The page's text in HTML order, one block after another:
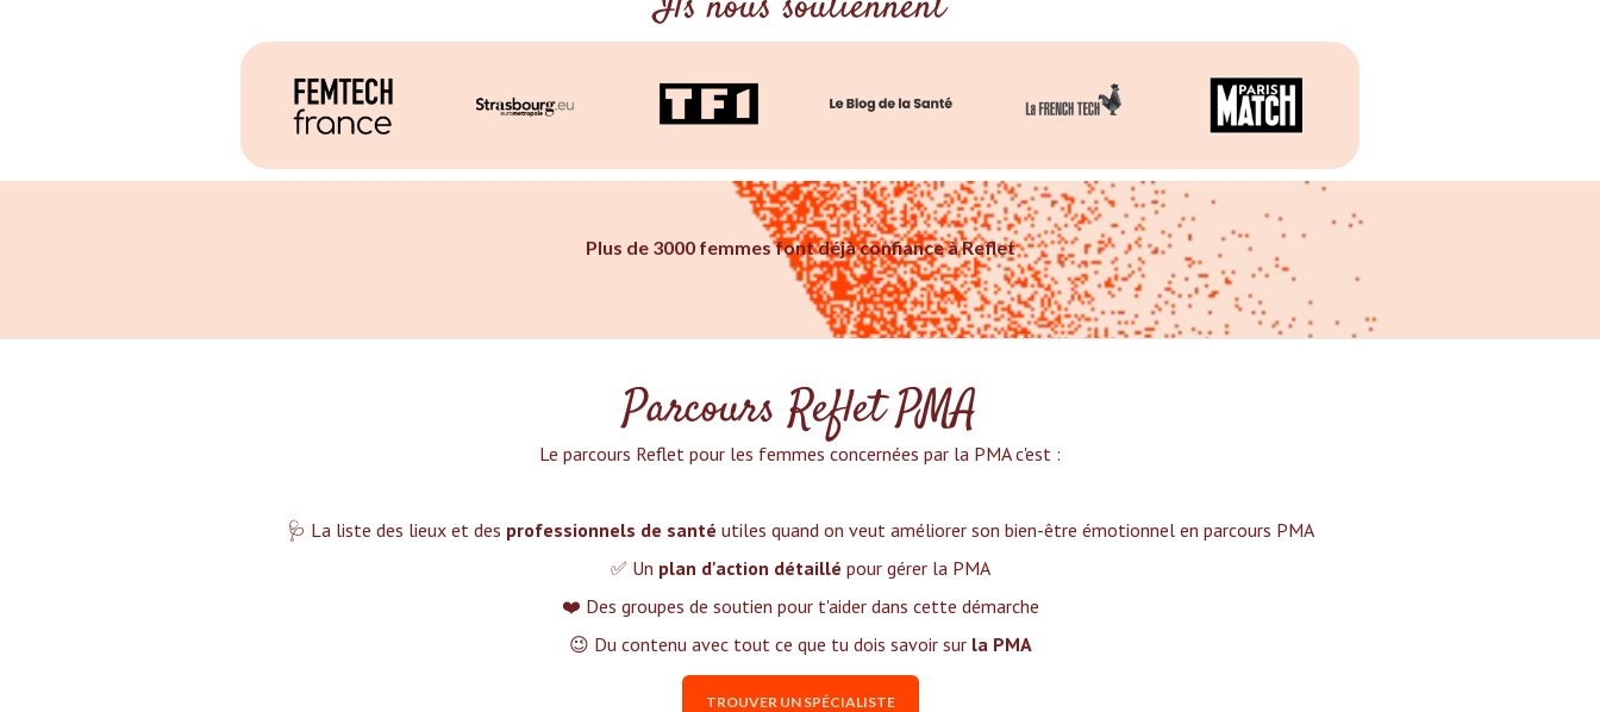
Plus de 3000 femmes font déjà confiance à Reflet
Parcours Reflet PMA
Le parcours Reflet pour les femmes concernées par la PMA c'est :‍
🩺 La liste des lieux et des professionnels de santé utiles quand on veut améliorer son bien-être émotionnel en parcours PMA
✅ Un plan d'action détaillé pour gérer la PMA
❤️ Des groupes de soutien pour t'aider dans cette démarche
😉 Du contenu avec tout ce que tu dois savoir sur la PMA
TROUVER UN SPÉCIALISTE